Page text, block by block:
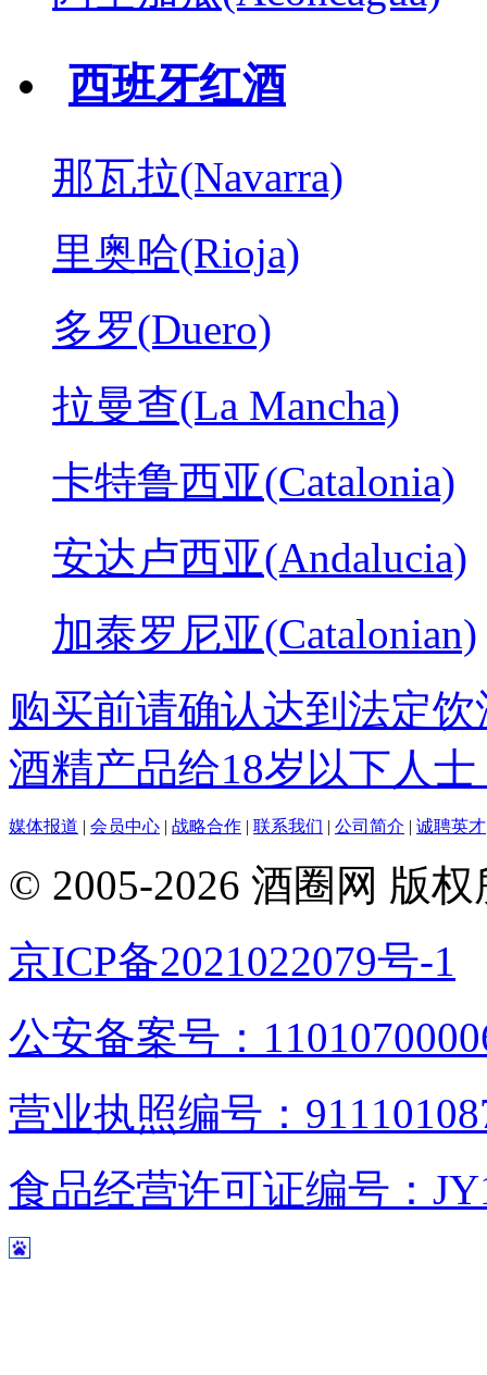
西班牙红酒
那瓦拉(Navarra)
里奥哈(Rioja)
多罗(Duero)
拉曼查(La Mancha)
卡特鲁西亚(Catalonia)
安达卢西亚(Andalucia)
加泰罗尼亚(Catalonian)
购买前请确认达到法定
酒精产品给18岁以下人士
媒体报道 | 会员中心 | 战略合作 | 联系我们 | 公司简介 | 诚聘英才
© 2005-2026 酒圈网 版
京ICP备2021022079号-1
公安备案号：
营业执照编号：
食品经营许可证编号：